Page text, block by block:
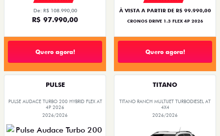
De: R$ 108.990,00
R$ 97.990,00
Quero agora!
À VISTA A PARTIR DE R$ 99.990,00
CRONOS DRIVE 1.3 FLEX 4P 2026
Quero agora!
PULSE
PULSE AUDACE TURBO 200 HYBRID FLEX AT
4P 2026
2026/2026
TITANO
TITANO RANCH MULTIJET TURBODIESEL AT
4X4
2026/2026